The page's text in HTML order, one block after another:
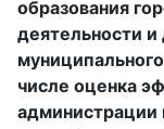
образования
деятельности
числе оценка
администрации